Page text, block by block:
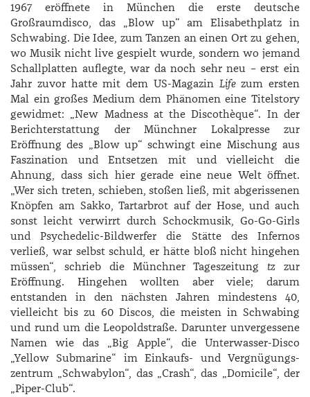
1967 eröffnete in München die erste deutsche
Großraumdisco, das „Blow up“ am Elisabethplatz in
Schwabing. Die Idee, zum Tanzen an einen Ort zu gehen,
wo Musik nicht live gespielt wurde, sondern wo jemand
Schallplatten auflegte, war da noch sehr neu – erst ein
Jahr zuvor hatte mit dem US-Magazin Lifezum ersten
Mal ein großes Medium dem Phänomen eine Titelstory
gewidmet: „New Madness at the Discothèque“. In der
Berichterstattung der Münchner Lokalpresse zur
Eröffnung des „Blow up“ schwingt eine Mischung aus
Faszination und Entsetzen mit und vielleicht die
Ahnung, dass sich hier gerade eine neue Welt öffnet.
„Wer sich treten, schieben, stoßen ließ, mit abgerissenen
Knöpfen am Sakko, Tartarbrot auf der Hose, und auch
sonst leicht verwirrt durch Schockmusik, Go-Go-Girls
und Psychedelic-Bildwerfer die Stätte des Infernos
verließ, war selbst schuld, er hätte bloß nicht hingehen
müssen“, schrieb die Münchner Tageszeitungtz zur
Eröffnung. Hingehen wollten aber viele; darum
entstanden in den nächsten Jahren mindestens 40,
vielleicht bis zu 60 Discos, die meisten in Schwabing
und rund um die Leopold­straße. Darunter unvergessene
Namen wie das „Big Apple“, die Unterwasser-Disco
„Yellow Sub­marine“ im ­Einkaufs- und Vergnügungs­
zentrum „­Schwabylon“, das „Crash“, das „Domicile“, der
„Piper-Club“.